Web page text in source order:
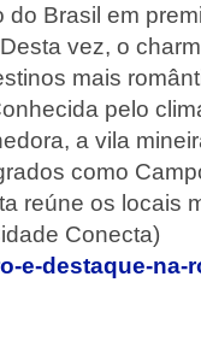
Brasil em
vez, o
mais
pelo
a vila
como
reúne os locais
Conecta)
e-destaque-na-